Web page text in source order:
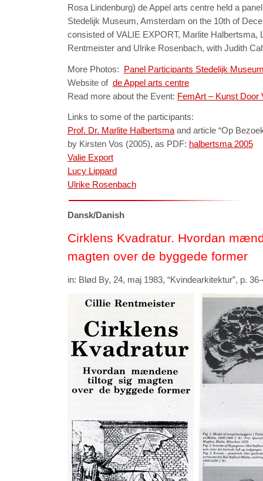
Rosa Lindenburg) de Appel arts centre held a
Stedelijk Museum, Amsterdam on the 10th of
consisted of VALIE EXPORT, Marlite Halbertsma,
Rentmeister and Ulrike Rosenbach, with Judith
More Photos: Panel Participants Stedelijk
Website of de Appel arts centre
Read more about the Event: FemArt – Kunst Door
Links to some of the participants:
Prof. Dr. Marlite Halbertsmaand article “Op
by Kirsten Vos (2005), as PDF: halbertsma 2005
Valie Export
Lucy Lippard
Ulrike Rosenbach
Dansk/Danish
Cirklens Kvadratur. Hvordan
magten over de byggede former
in: Blød By, 24, maj 1983, “Kvindearkitektur”, p.